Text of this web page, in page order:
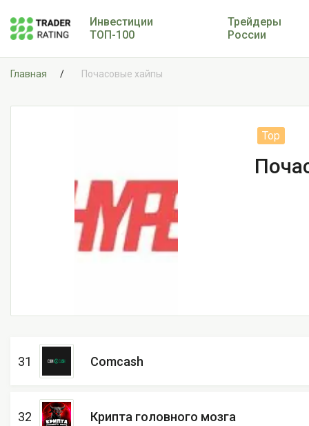
Инвестиции
ТОП-100
Трейдеры
России
Главная Почасовые хайпы
31 Comcash
32 Крипта головного мозга